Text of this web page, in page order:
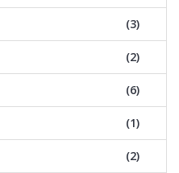
(3)
(2)
(6)
(1)
(2)